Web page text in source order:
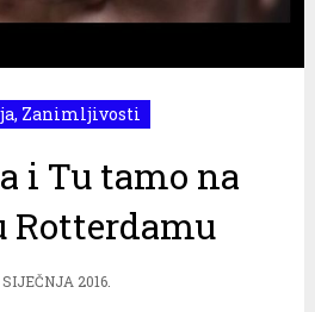
, Zanimljivosti
i Tu tamo na
Rotterdamu
SIJEČNJA 2016.